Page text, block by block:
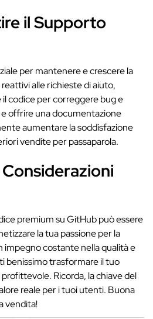
il Supporto
per mantenere e crescere la
alle richieste di aiuto,
codice per correggere bug e
offrire una documentazione
aumentare la soddisfazione
vendite per passaparola.
premium su GitHub può essere
la tua passione per la
impegno costante nella qualità e
benissimo trasformare il tuo
Ricorda, la chiave del
reale per i tuoi utenti. Buona
vendita!